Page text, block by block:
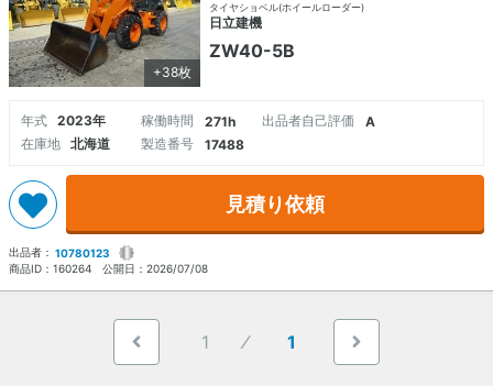
+38枚
タイヤショベル(ホイールローダー)
日立建機
ZW40-5B
年式 2023年 稼働時間 271h 出品者自己評価
A
在庫地
北海道 製造番号 17488
見積り依頼
出品者： 10780123
商品ID： 160264 公開日： 2026/07/08
1 1